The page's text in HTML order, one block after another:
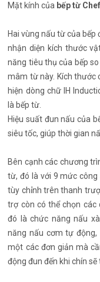
Mặt kính của bếp từ
Hai vùng nấu từ của
nhận diện kích thước
năng tiêu thụ của bếp
mâm từ này. Kích thước
hiện dòng chữ IH
là bếp từ.
Hiệu suất đun nấu của
siêu tốc, giúp thời gian
Bên cạnh các chương
từ, đó là với 9 mức
tùy chỉnh trên thanh
trợ còn có thể chọn
đó là chức năng nấu
năng nấu cơm tự
một các đơn giản mà
động đun đến khi chín sẽ